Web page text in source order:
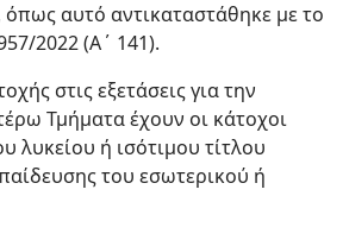
αυτό αντικαταστάθηκε με το
2022 (Α΄ 141).
στις εξετάσεις για την
Τμήματα έχουν οι κάτοχοι
λυκείου ή ισότιμου τίτλου
του εσωτερικού ή